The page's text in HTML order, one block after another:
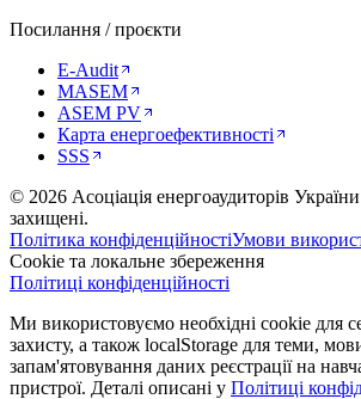
Посилання / проєкти
E-Audit
MASEM
ASEM PV
Карта енергоефективності
SSS
© 2026 Асоціація енергоаудиторів України
захищені.
Політика конфіденційностіУмови
Cookie та локальне збереження
Політиці конфіденційності
Ми використовуємо необхідні cookie для
захисту, а також localStorage для теми,
запам'ятовування даних реєстрації на
пристрої. Деталі описані у Політиці